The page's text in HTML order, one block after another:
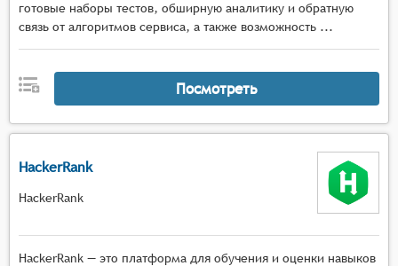
готовые наборы тестов, обширную аналитику и обратную
связь от алгоритмов сервиса, а также возможность ...
Посмотреть
HackerRank
HackerRank
HackerRank — это платформа для обучения и оценки навыков